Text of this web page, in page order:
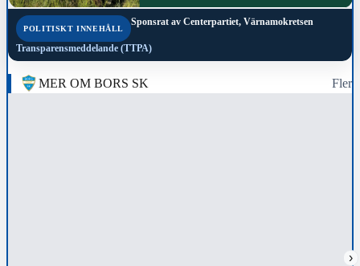
POLITISKT INNEHÅLL
Sponsrat av Centerpartiet, Värnamokretsen
Transparensmeddelande (TTPA)
MER OM BORS SK Fler
›